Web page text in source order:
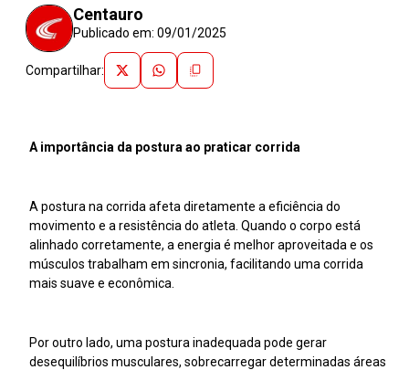
Centauro
Publicado em: 09/01/2025
Compartilhar:
A importância da postura ao praticar corrida
A postura na corrida afeta diretamente a eficiência do
movimento e a resistência do atleta. Quando o corpo está
alinhado corretamente, a energia é melhor aproveitada e os
músculos trabalham em sincronia, facilitando uma corrida
mais suave e econômica.
Por outro lado, uma postura inadequada pode gerar
desequilíbrios musculares, sobrecarregar determinadas áreas